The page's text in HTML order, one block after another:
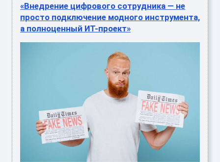
«Внедрение цифрового сотрудника — не
просто подключение модного инструмента,
а полноценный ИТ-проект»